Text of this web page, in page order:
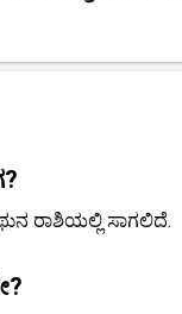
ರಾಶಿಯಲ್ಲಿ ಸಾಗಲಿದೆ.